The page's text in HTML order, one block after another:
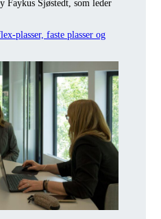
Faykus Sjøstedt, som leder
plasser, faste plasser og